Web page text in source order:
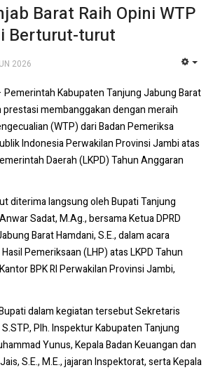
Barat Raih Opini WTP
Berturut-turut
2026
Pemerintah Kabupaten Tanjung Jabung Barat
membanggakan dengan meraih
(WTP) dari Badan Pemeriksa
Indonesia Perwakilan Provinsi Jambi atas
Daerah (LKPD) Tahun Anggaran
diterima langsung oleh Bupati Tanjung
Sadat, M.Ag., bersama Ketua DPRD
Barat Hamdani, S.E., dalam acara
Pemeriksaan (LHP) atas LKPD Tahun
BPK RI Perwakilan Provinsi Jambi,
dalam kegiatan tersebut Sekretaris
Plh. Inspektur Kabupaten Tanjung
Yunus, Kepala Badan Keuangan dan
S.E., M.E., jajaran Inspektorat, serta Kepala